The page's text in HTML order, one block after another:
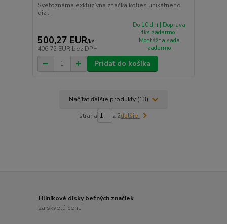
Svetoznáma exkluzívna značka kolies unikátneho
diz...
500,27 EUR/ks
406,72 EUR bez DPH
Do 10 dní | Doprava
4ks zadarmo |
Montážna sada
zadarmo
Pridať do košíka
Načítať ďalšie produkty (13)
strana z 2ďalšie
Hliníkové disky bežných značiek
za skvelú cenu